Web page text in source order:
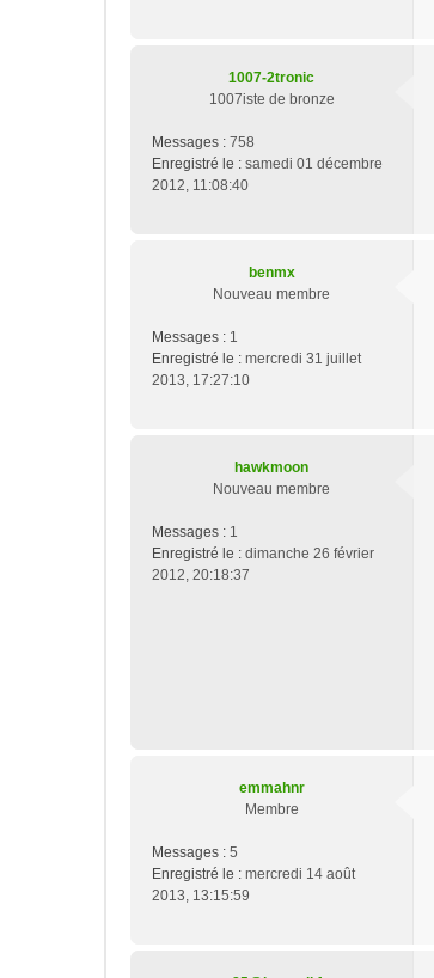
1007-2tronic
1007iste de bronze
Messages : 758
Enregistré le : samedi 01 décembre
2012, 11:08:40
benmx
Nouveau membre
Messages : 1
Enregistré le : mercredi 31 juillet
2013, 17:27:10
hawkmoon
Nouveau membre
Messages : 1
Enregistré le : dimanche 26 février
2012, 20:18:37
emmahnr
Membre
Messages : 5
Enregistré le : mercredi 14 août
2013, 13:15:59